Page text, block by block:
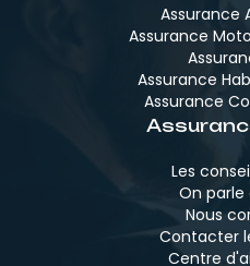
Assurance
Assurance
Assurance
Assurance
Les
On parle
Nous
Contacter
Centre